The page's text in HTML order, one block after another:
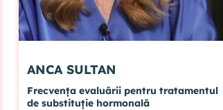
ANCA SULTAN
Frecvența evaluării pentru tratamentul
de substituție hormonală